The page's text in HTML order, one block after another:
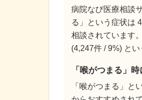
病院なび医療相談
る」という症状は
相談されています
(4,247件 / 9%) と
「喉がつまる」
「喉がつまる」と